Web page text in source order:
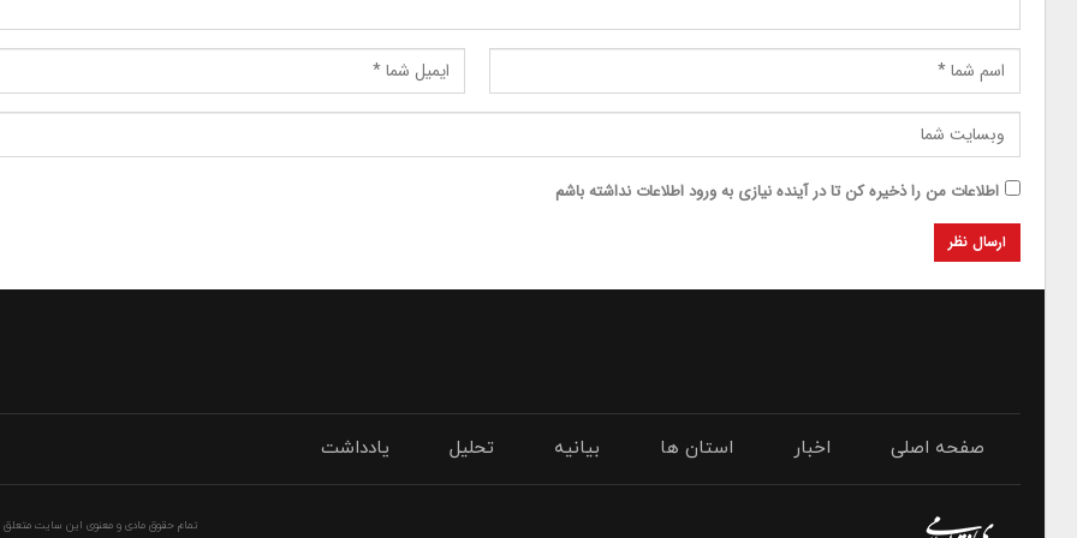
اطلاعات من را ذخیره کن تا در آینده نیازی به ورود اطلاعات نداشته باشم
صفحه اصلی اخبار استان ها بیانیه تحلیل یادداشت
تمام حقوق مادی و معنوی این سایت متعلق